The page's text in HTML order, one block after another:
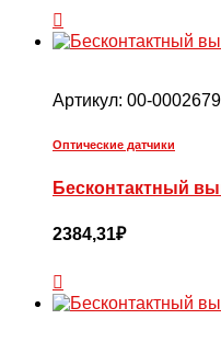
Артикул: 00-
Оптические датчики
Бесконтактный
2384,31₽